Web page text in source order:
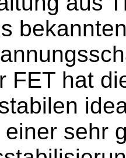
FET hat
sehr